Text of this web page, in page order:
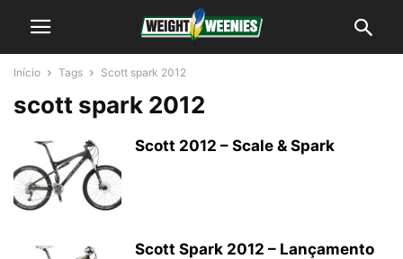
Início Tags Scott spark 2012
scott spark 2012
Scott 2012 – Scale & Spark
Scott Spark 2012 – Lançamento